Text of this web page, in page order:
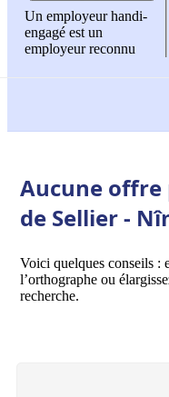
Un employeur handi-
engagé est un
employeur reconnu
Aucune offre
de Sellier -
Voici quelques conseils :
l’orthographe ou
recherche.